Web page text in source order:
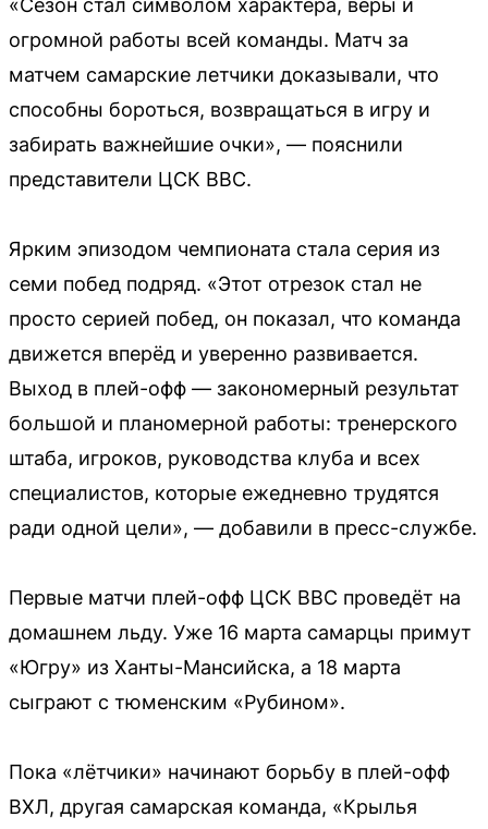
«Сезон стал символом характера, веры и
огромной работы всей команды. Матч за
матчем самарские летчики доказывали, что
способны бороться, возвращаться в игру и
забирать важнейшие очки», — пояснили
представители ЦСК ВВС.
Ярким эпизодом чемпионата стала серия из
семи побед подряд. «Этот отрезок стал не
просто серией побед, он показал, что команда
движется вперёд и уверенно развивается.
Выход в плей-офф — закономерный результат
большой и планомерной работы: тренерского
штаба, игроков, руководства клуба и всех
специалистов, которые ежедневно трудятся
ради одной цели», — добавили в пресс-службе.
Первые матчи плей-офф ЦСК ВВС проведёт на
домашнем льду. Уже 16 марта самарцы примут
«Югру» из Ханты-Мансийска, а 18 марта
сыграют с тюменским «Рубином».
Пока «лётчики» начинают борьбу в плей-офф
ВХЛ, другая самарская команда, «Крылья